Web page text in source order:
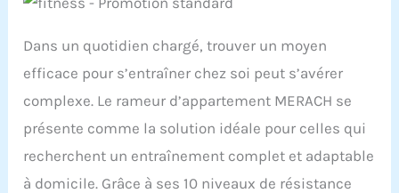
Dans un quotidien chargé, trouver un moyen
efficace pour s’entraîner chez soi peut s’avérer
complexe. Le rameur d’appartement MERACH se
présente comme la solution idéale pour celles qui
recherchent un entraînement complet et adaptable
à domicile. Grâce à ses 10 niveaux de résistance